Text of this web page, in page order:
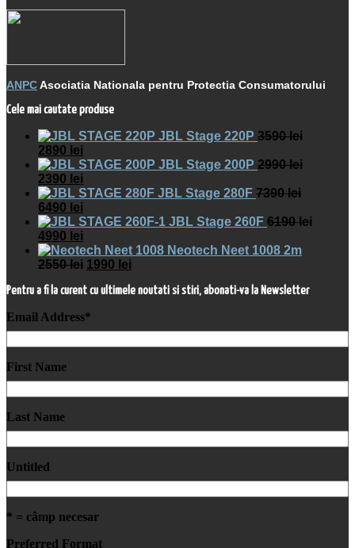
ANPCAsociatia Nationala pentru Protectia Consumatorului
Cele mai cautate produse
JBL Stage 220P 3590lei
2890 lei
JBL Stage 200P 2990lei
2390 lei
JBL Stage 280F 7390lei
6490 lei
JBL Stage 260F 6190lei
4990 lei
Neotech Neet 1008 2m
2550lei 1990 lei
Pentru a fi la curent cu ultimele noutati si stiri, abonati-va la Newsletter
Email Address*
First Name
Last Name
Untitled
* = câmp necesar
Preferred Format